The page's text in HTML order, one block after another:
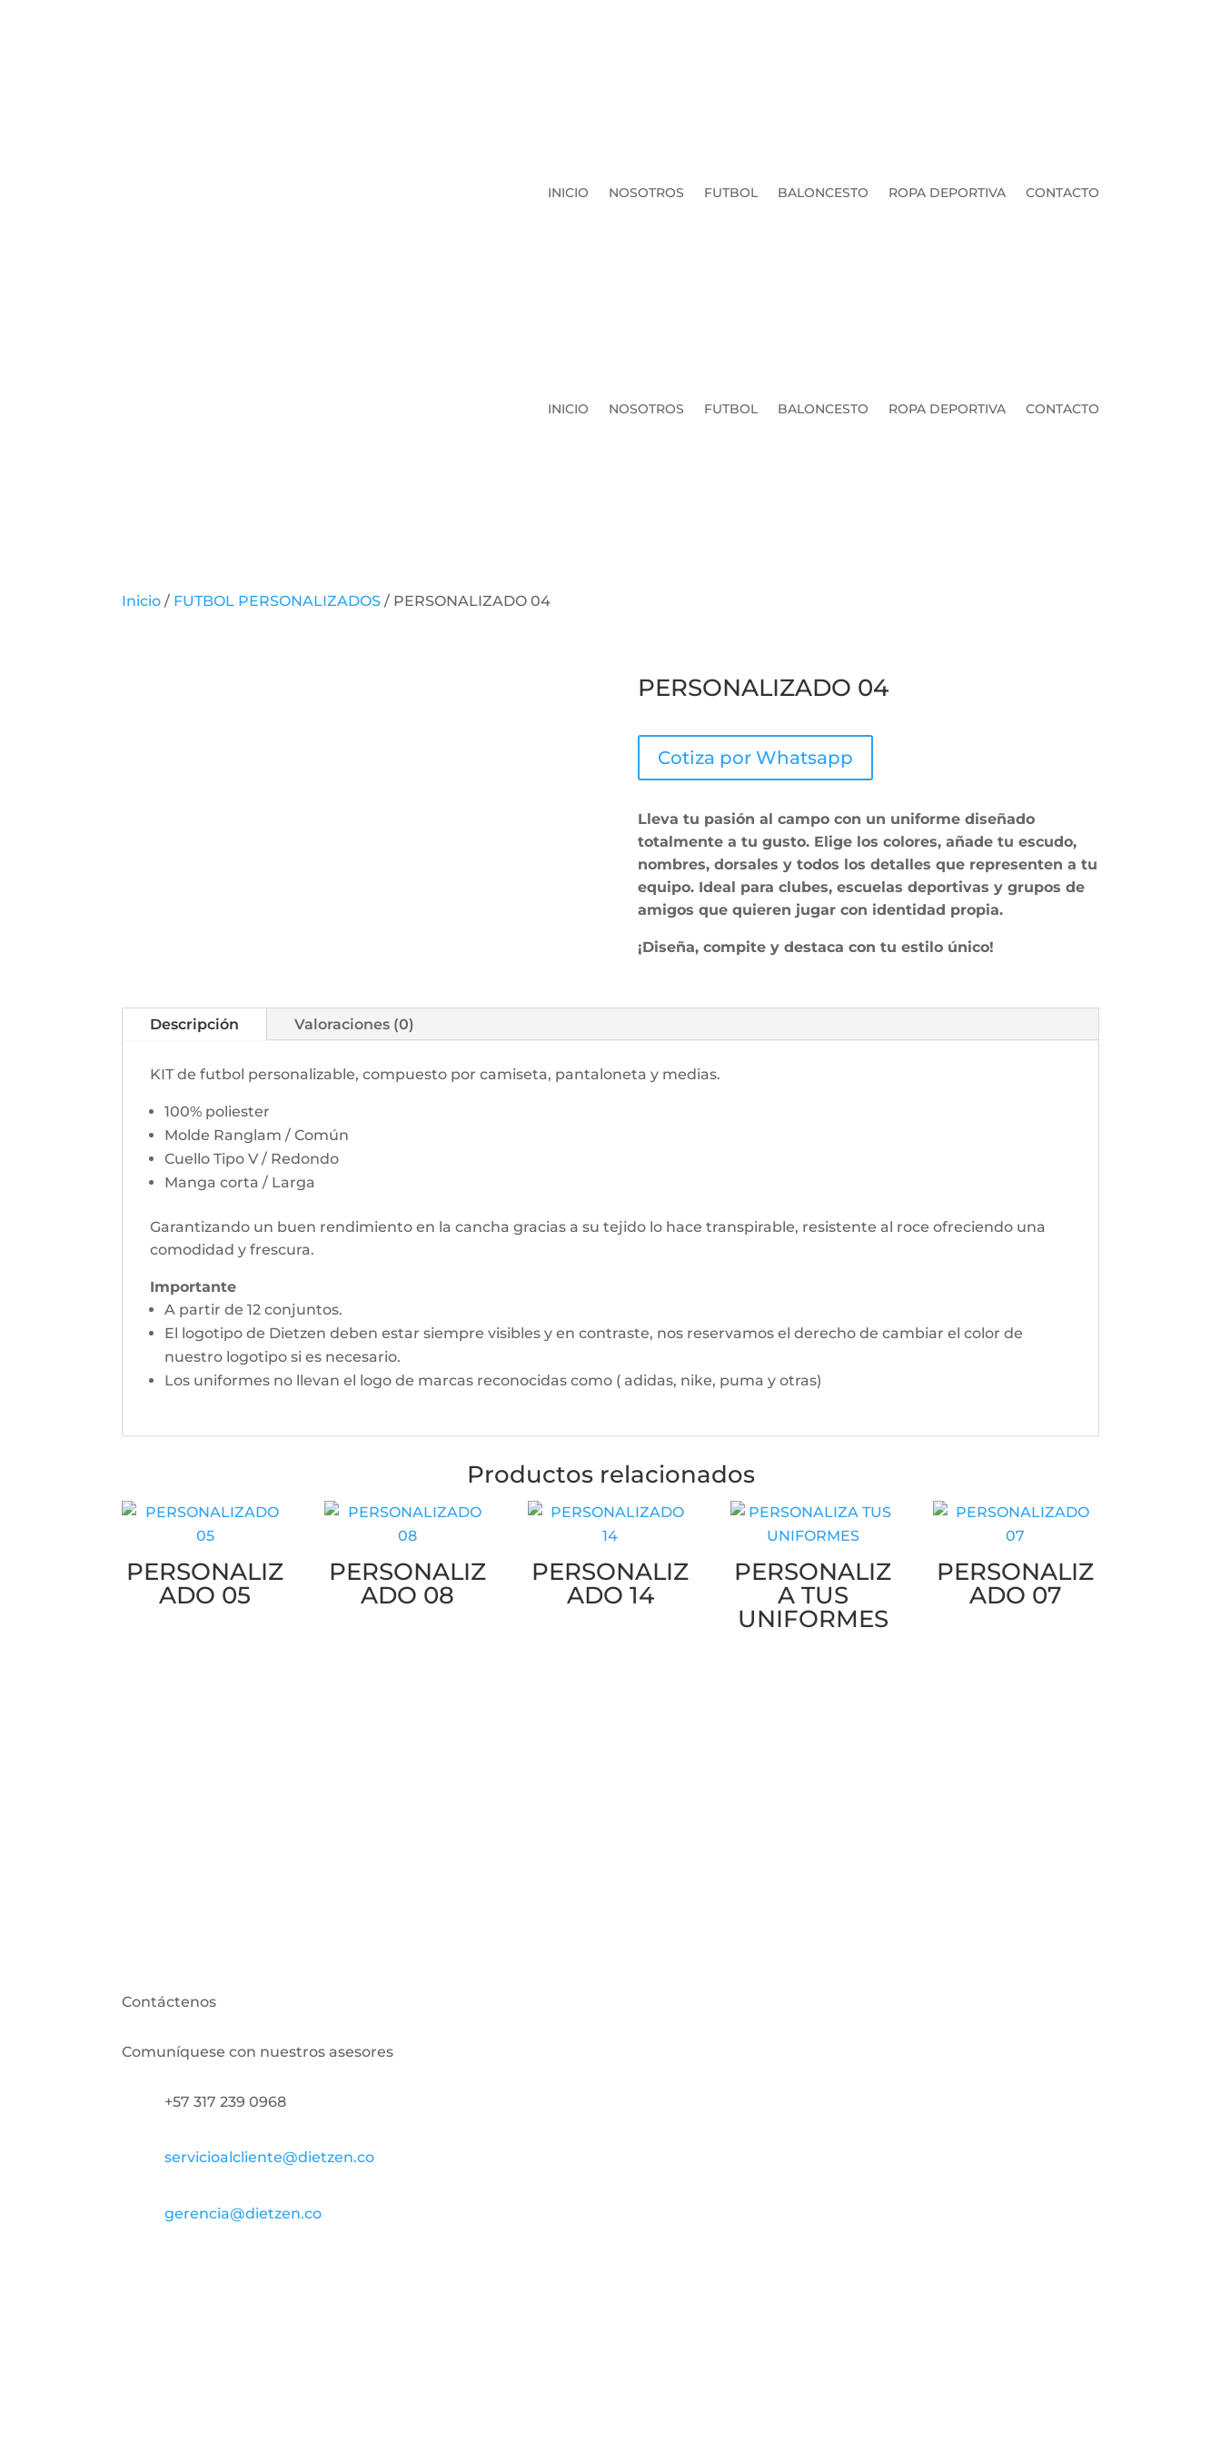
INICIO NOSOTROS FUTBOL BALONCESTO ROPA DEPORTIVA CONTACTO
INICIO NOSOTROS FUTBOL BALONCESTO ROPA DEPORTIVA CONTACTO
Inicio / FUTBOL PERSONALIZADOS / PERSONALIZADO 04
PERSONALIZADO 04
Cotiza por Whatsapp
Lleva tu pasión al campo con un uniforme diseñado
totalmente a tu gusto. Elige los colores, añade tu escudo,
nombres, dorsales y todos los detalles que representen a tu
equipo. Ideal para clubes, escuelas deportivas y grupos de
amigos que quieren jugar con identidad propia.
¡Diseña, compite y destaca con tu estilo único!
Descripción Valoraciones (0)
KIT de futbol personalizable, compuesto por camiseta, pantaloneta y medias.
100% poliester
Molde Ranglam / Común
Cuello Tipo V / Redondo
Manga corta / Larga
Garantizando un buen rendimiento en la cancha gracias a su tejido lo hace transpirable, resistente al roce ofreciendo una
comodidad y frescura.
Importante
A partir de 12 conjuntos.
El logotipo de Dietzen deben estar siempre visibles y en contraste, nos reservamos el derecho de cambiar el color de
nuestro logotipo si es necesario.
Los uniformes no llevan el logo de marcas reconocidas como ( adidas, nike, puma y otras)
Productos relacionados
PERSONALIZ
ADO 05
PERSONALIZ
ADO 08
PERSONALIZ
ADO 14
PERSONALIZ
A TUS
UNIFORMES
PERSONALIZ
ADO 07
Contáctenos
Comuníquese con nuestros asesores
+57 317 239 0968
servicioalcliente@dietzen.co
gerencia@dietzen.co